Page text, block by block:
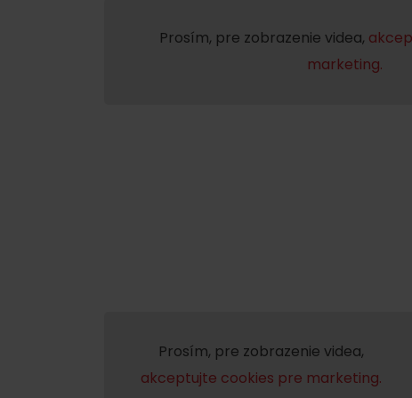
Prosím, pre zobrazenie videa,
marketing.
Prosím, pre zobrazenie videa,
akceptujte cookies pre marketing.